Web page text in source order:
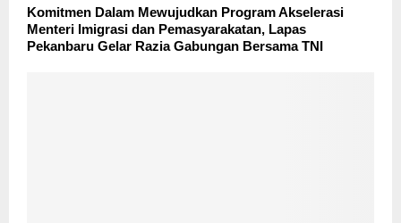
Komitmen Dalam Mewujudkan Program Akselerasi
Menteri Imigrasi dan Pemasyarakatan, Lapas
Pekanbaru Gelar Razia Gabungan Bersama TNI